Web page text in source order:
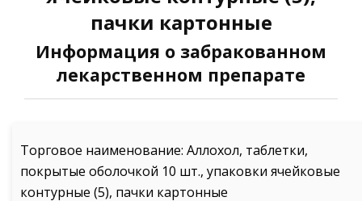
пачки картонные
Информация о забракованном
лекарственном препарате
Торговое наименование: Аллохол, таблетки,
покрытые оболочкой 10 шт., упаковки ячейковые
контурные (5), пачки картонные